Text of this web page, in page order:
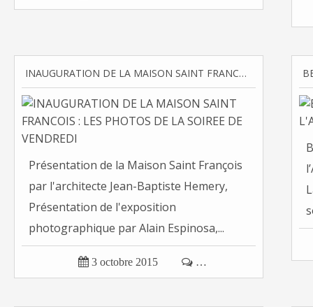
INAUGURATION DE LA MAISON SAINT FRANCOIS : LES PHOTOS DE LA SOIREE DE VENDREDI
Présentation de la Maison Saint François
par l'architecte Jean-Baptiste Hemery,
Présentation de l'exposition
photographique par Alain Espinosa,...
 3 octobre 2015  …